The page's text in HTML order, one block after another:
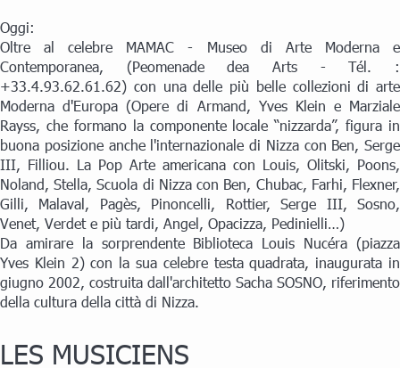
Oggi:
Oltre al celebre MAMAC - Museo di Arte Moderna e
Contemporanea, (Peomenade dea Arts - Tél. :
+33.4.93.62.61.62) con una delle più belle collezioni di arte
Moderna d'Europa (Opere di Armand, Yves Klein e Marziale
Rayss, che formano la componente locale “nizzarda”, figura in
buona posizione anche l'internazionale di Nizza con Ben, Serge
III, Filliou. La Pop Arte americana con Louis, Olitski, Poons,
Noland, Stella, Scuola di Nizza con Ben, Chubac, Farhi, Flexner,
Gilli, Malaval, Pagès, Pinoncelli, Rottier, Serge III, Sosno,
Venet, Verdet e più tardi, Angel, Opacizza, Pedinielli…)
Da amirare la sorprendente Biblioteca Louis Nucéra (piazza
Yves Klein 2) con la sua celebre testa quadrata, inaugurata in
giugno 2002, costruita dall'architetto Sacha SOSNO, riferimento
della cultura della città di Nizza.
LES MUSICIENS